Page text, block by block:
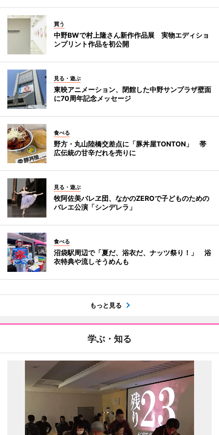
買う
中野BWで村上隆さん新作作品展 実物エディショ
ンプリント作品を初公開
見る・遊ぶ
東映アニメーション、閉館した中野サンプラザ壁面
に70周年記念メッセージ
食べる
野方・丸山陸橋交差点に「豚丼屋TONTON」 帯
広伝統の甘辛だれを売りに
見る・遊ぶ
牧阿佐美バレヱ団、なかのZEROで子どものための
バレエ公演「シンデレラ」
食べる
沼袋駅周辺で「夏だ、浴衣だ、ナッツ祭り！」 浴
衣特典や流しそうめんも
もっと見る
学ぶ・知る